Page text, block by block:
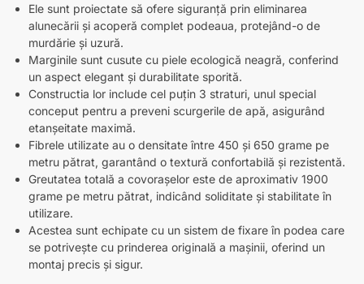
Ele sunt proiectate să ofere siguranță prin eliminarea
alunecării și acoperă complet podeaua, protejând-o de
murdărie și uzură.
Marginile sunt cusute cu piele ecologică neagră, conferind
un aspect elegant și durabilitate sporită.
Constructia lor include cel puțin 3 straturi, unul special
conceput pentru a preveni scurgerile de apă, asigurând
etanșeitate maximă.
Fibrele utilizate au o densitate între 450 și 650 grame pe
metru pătrat, garantând o textură confortabilă și rezistentă.
Greutatea totală a covorașelor este de aproximativ 1900
grame pe metru pătrat, indicând soliditate și stabilitate în
utilizare.
Acestea sunt echipate cu un sistem de fixare în podea care
se potrivește cu prinderea originală a mașinii, oferind un
montaj precis și sigur.